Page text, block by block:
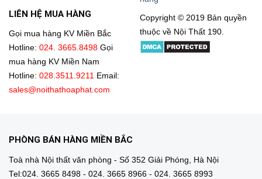
LIÊN HỆ MUA HÀNG
Gọi mua hàng KV Miền Bắc
Hotline: 024. 3665.8498 Gọi
mua hàng KV Miền Nam
Hotline: 028.3511.9211 Email:
sales@noithathoaphat.com
Copyright © 2019 Bản quyền
thuộc về Nội Thất 190.
PHÒNG BÁN HÀNG MIỀN BẮC
Toà nhà Nội thất văn phòng - Số 352 Giải Phóng, Hà Nội
Tel:024. 3665 8498 - 024. 3665 8966 - 024. 3665 8993